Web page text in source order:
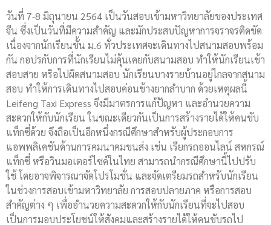
วันที่ 7-8 มิถุนายน 2564 เป็นวันสอบเข้ามหาวิทยาลัยของประเทศ
จีน ซึ่งเป็นวันที่มีความสำคัญ และมักประสบปัญหาการจราจรติดขัด
เนื่องจากนักเรียนชั้น ม.6 ทั่วประเทศจะเดินทางไปสนามสอบพร้อม
กัน กอปรกับการที่นักเรียนไม่คุ้นเคยกับสนามสอบ ทำให้นักเรียนเข้า
สอบสาย หริอไปผิดสนามสอบ นักเรียนบางรายบ้านอยู่ไกลจากสนาม
สอบ ทำให้การเดินทางไปสอบค่อนข้างยากลำบาก ด้วยเหตุผลนี้
Leifeng Taxi Express จึงมีมาตรการแก้ปัญหา และอำนวยความ
สะดวกให้กับนักเรียน ในขณะเดียวกันเป็นการสร้างรายได้ให้คนขับ
แท็กซี่ด้วย จึงถือเป็นอีกหนึ่งกรณีศึกษาสำหรับผู้ประกอบการ
แอพพลิเคชันด้านการคมนาคมขนส่ง เช่น เรียกรถออนไลน์ สหกรณ์
แท็กซี่ หรือวินมอเตอร์ไซค์ในไทย สามารถนำกรณีศึกษานี้ไปปรับ
ใช้ โดยอาจพิจารณาจัดโปรโมชั่น และจัดเตรียมรถสำหรับนักเรียน
ในช่วงการสอบเข้ามหาวิทยาลัย การสอบปลายภาค หรือการสอบ
สำคัญต่าง ๆ เพื่ออำนวยความสะดวกให้กับนักเรียนที่จะไปสอบ
เป็นการมอบประโยชน์ให้สังคมและสร้างรายได้ให้คนขับรถไป